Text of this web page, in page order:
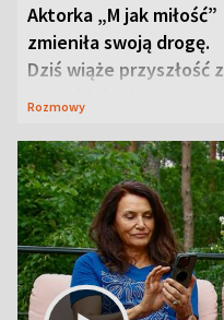
Aktorka „M jak miłość”
zmieniła swoją drogę.
Dziś wiąże przyszłość z
neurobiologią
Rozmowy